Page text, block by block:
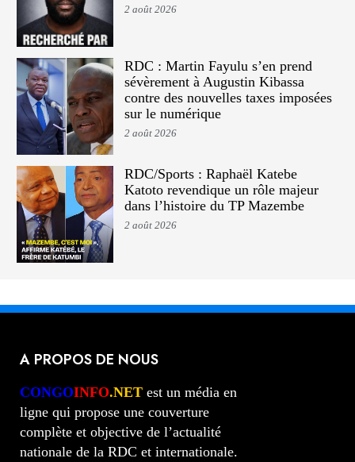
2 août 2026
RDC : Martin Fayulu s’en prend
sévèrement à Augustin Kibassa
contre des nouvelles taxes imposées
sur le numérique
2 août 2026
RDC/Sports : Raphaël Katebe
Katoto revendique un rôle majeur
dans l’histoire du TP Mazembe
2 août 2026
A PROPOS DE NOUS
CONGOINFO.NET est un média en
ligne qui propose une couverture
complète et objective de l’actualité
nationale de la RDC et internationale.